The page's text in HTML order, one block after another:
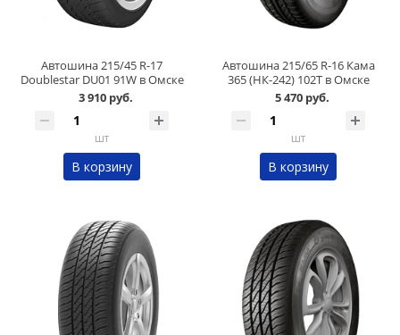
Автошина 215/45 R-17
Doublestar DU01 91W в Омске
3 910 руб.
шт
В корзину
Автошина 215/65 R-16 Кама
365 (НК-242) 102T в Омске
5 470 руб.
шт
В корзину